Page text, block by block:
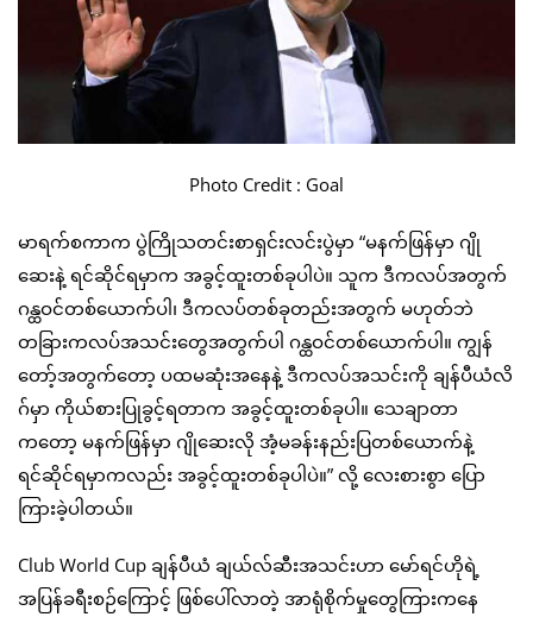
Photo Credit : Goal
မာရက်စကာက ပွဲကြိုသတင်းစာရှင်းလင်းပွဲမှာ “မနက်ဖြန်မှာ ဂျို
ဆေးနဲ့ ရင်ဆိုင်ရမှာက အခွင့်ထူးတစ်ခုပါပဲ။ သူက ဒီကလပ်အတွက်
ဂန္ထဝင်တစ်ယောက်ပါ၊ ဒီကလပ်တစ်ခုတည်းအတွက် မဟုတ်ဘဲ
တခြားကလပ်အသင်းတွေအတွက်ပါ ဂန္ထဝင်တစ်ယောက်ပါ။ ကျွန်
တော့်အတွက်တော့ ပထမဆုံးအနေနဲ့ ဒီကလပ်အသင်းကို ချန်ပီယံလိ
ဂ်မှာ ကိုယ်စားပြုခွင့်ရတာက အခွင့်ထူးတစ်ခုပါ။ သေချာတာ
ကတော့ မနက်ဖြန်မှာ ဂျိုဆေးလို အံ့မခန်းနည်းပြတစ်ယောက်နဲ့
ရင်ဆိုင်ရမှာကလည်း အခွင့်ထူးတစ်ခုပါပဲ။” လို့ လေးစားစွာ ပြော
ကြားခဲ့ပါတယ်။
Club World Cup ချန်ပီယံ ချယ်လ်ဆီးအသင်းဟာ မော်ရင်ဟိုရဲ့
အပြန်ခရီးစဉ်ကြောင့် ဖြစ်ပေါ်လာတဲ့ အာရုံစိုက်မှုတွေကြားကနေ